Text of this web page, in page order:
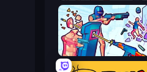
Time Shooter 3: SWAT